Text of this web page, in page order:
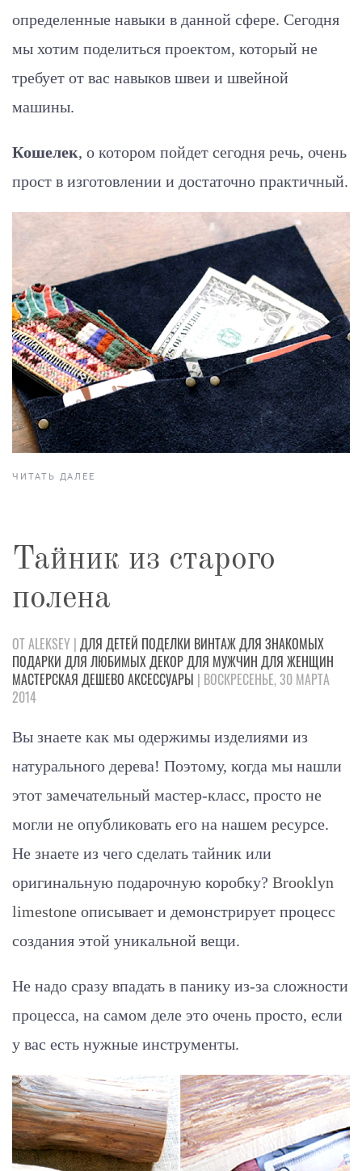
определенные навыки в данной сфере. Сегодня
мы хотим поделиться проектом, который не
требует от вас навыков швеи и швейной
машины.
Кошелек, о котором пойдет сегодня речь, очень
прост в изготовлении и достаточно практичный.
ЧИТАТЬ ДАЛЕЕ
Тайник из старого
полена
ОТ ALEKSEY | ДЛЯ ДЕТЕЙ ПОДЕЛКИ ВИНТАЖДЛЯ ЗНАКОМЫХ
ПОДАРКИ ДЛЯ ЛЮБИМЫХДЕКОРДЛЯ МУЖЧИН ДЛЯ ЖЕНЩИН
МАСТЕРСКАЯ ДЕШЕВО АКСЕССУАРЫ | ВОСКРЕСЕНЬЕ, 30 МАРТА
2014
Вы знаете как мы одержимы изделиями из
натурального дерева! Поэтому, когда мы нашли
этот замечательный мастер-класс, просто не
могли не опубликовать его на нашем ресурсе.
Не знаете из чего сделать тайник или
оригинальную подарочную коробку? Brooklyn
limestone описывает и демонстрирует процесс
создания этой уникальной вещи.
Не надо сразу впадать в панику из-за сложности
процесса, на самом деле это очень просто, если
у вас есть нужные инструменты.